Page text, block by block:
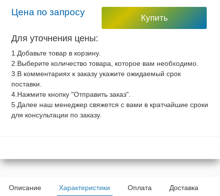
Цена по запросу
Купить
Для уточнения цены:
1.Добавьте товар в корзину.
2.Выберите количество товара, которое вам необходимо.
3.В комментариях к заказу укажите ожидаемый срок
поставки.
4.Нажмите кнопку "Отправить заказ".
5.Далее наш менеджер свяжется с вами в кратчайшие сроки
для консультации по заказу.
Описание Характеристики Оплата Доставка